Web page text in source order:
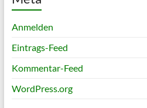
Anmelden
Eintrags-Feed
Kommentar-Feed
WordPress.org